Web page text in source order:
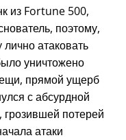
из Fortune 500,
поэтому,
атаковать
уничтожено
прямой ущерб
с абсурдной
грозившей потерей
атаки